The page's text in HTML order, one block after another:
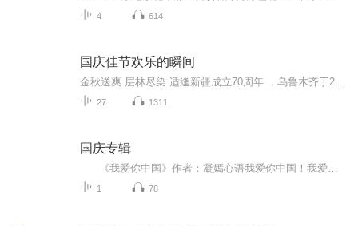
4 614
国庆佳节欢乐的瞬间
27 1311
国庆专辑
1 78